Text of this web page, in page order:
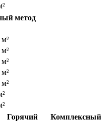
метод
Горячий
Комплексный